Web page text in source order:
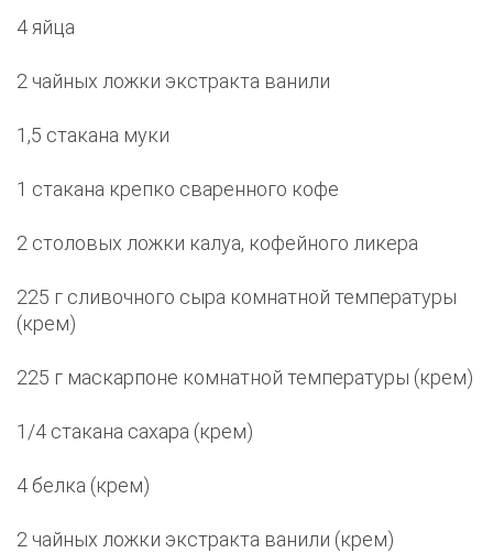
4 яйца
2 чайных ложки экстракта ванили
1,5 стакана муки
1 стакана крепко сваренного кофе
2 столовых ложки калуа, кофейного ликера
225 г сливочного сыра комнатной температуры
(крем)
225 г маскарпоне комнатной температуры (крем)
1/4 стакана сахара (крем)
4 белка (крем)
2 чайных ложки экстракта ванили (крем)